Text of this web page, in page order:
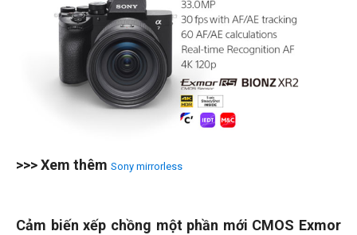
>>> Xem thêm Sony mirrorless
Cảm biến xếp chồng một phần mới CMOS Exmor